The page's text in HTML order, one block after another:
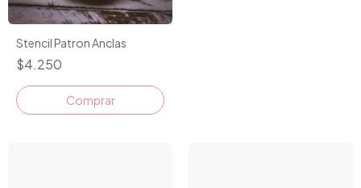
Stencil Patron Anclas
$4.250